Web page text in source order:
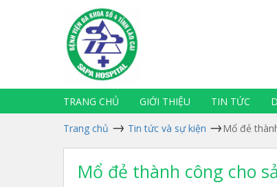
TRANG CHỦ GIỚI THIỆU TIN TỨC
Trang chủ Tin tức và sự kiện Mổ đẻ
Mổ đẻ thành công cho